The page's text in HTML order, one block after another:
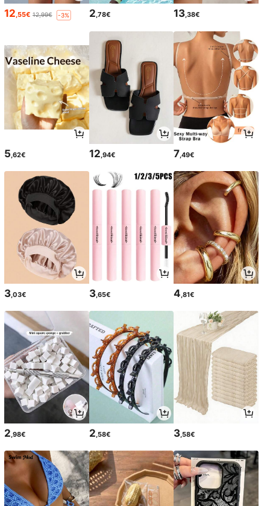
12,55€ 12,99€ -3% 2,78€ 13,38€
5 ,62€ 12 ,94€ 7 ,49€
3,03€ 3,65€ 4,81€
2,98€ 2,58€ 3,58€